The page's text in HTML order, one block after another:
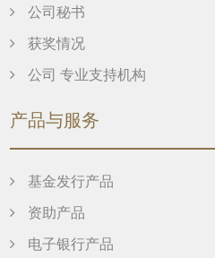
公司秘书
获奖情况
公司 专业支持机构
产品与服务
基金发行产品
资助产品
电子银行产品